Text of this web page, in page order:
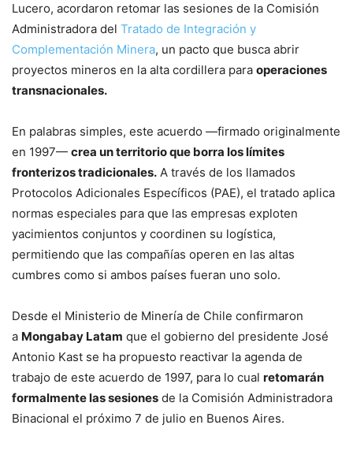
Lucero, acordaron retomar las sesiones de la Comisión
Administradora del Tratado de Integración y
Complementación Minera, un pacto que busca abrir
proyectos mineros en la alta cordillera para operaciones
transnacionales.
En palabras simples, este acuerdo —firmado originalmente
en 1997— crea un territorio que borra los límites
fronterizos tradicionales. A través de los llamados
Protocolos Adicionales Específicos (PAE), el tratado aplica
normas especiales para que las empresas exploten
yacimientos conjuntos y coordinen su logística,
permitiendo que las compañías operen en las altas
cumbres como si ambos países fueran uno solo.
Desde el Ministerio de Minería de Chile confirmaron
a Mongabay Latam que el gobierno del presidente José
Antonio Kast se ha propuesto reactivar la agenda de
trabajo de este acuerdo de 1997, para lo cual retomarán
formalmente las sesiones de la Comisión Administradora
Binacional el próximo 7 de julio en Buenos Aires.